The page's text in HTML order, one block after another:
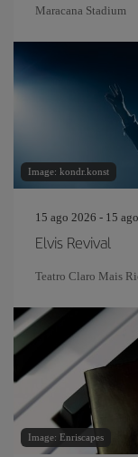
Maracana Stadium
Image: kondr.konst
15 ago 2026 - 15
Elvis Revival
Teatro Claro Mais
Image: Enriscapes